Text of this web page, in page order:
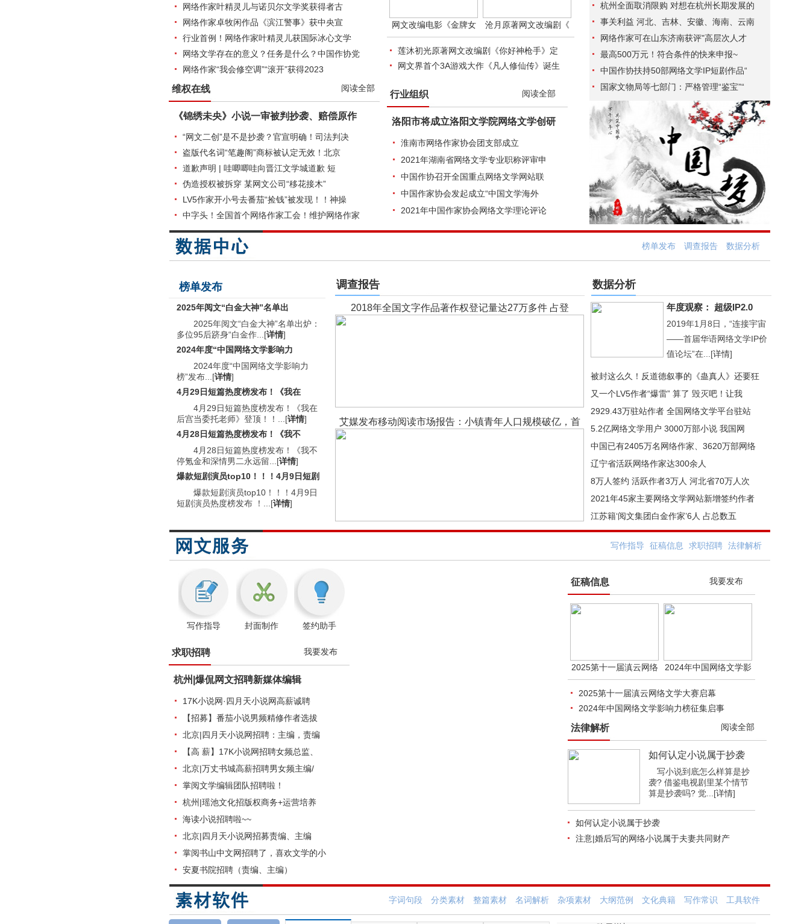
网络作家叶精灵儿与诺贝尔文学奖获得者古
网络作家卓牧闲作品《滨江警事》获中央宣
行业首例！网络作家叶精灵儿获国际冰心文学
网络文学存在的意义？任务是什么？中国作协党
网络作家“我会修空调”“滚开”获得2023
维权在线 阅读全部
《锦绣未央》小说一审被判抄袭、赔偿原作
“网文二创”是不是抄袭？官宣明确！司法判决
盗版代名词“笔趣阁”商标被认定无效！北京
道歉声明 | 哇唧唧哇向晋江文学城道歉 短
伪造授权被拆穿 某网文公司“移花接木”
LV5作家开小号去番茄“捡钱”被发现！！神操
中字头！全国首个网络作家工会！维护网络作家
网文改编电影《金牌女 沧月原著网文改编剧《
莲沐初光原著网文改编剧《你好神枪手》定
网文界首个3A游戏大作《凡人修仙传》诞生
行业组织 阅读全部
洛阳市将成立洛阳文学院网络文学创研
淮南市网络作家协会团支部成立
2021年湖南省网络文学专业职称评审申
中国作协召开全国重点网络文学网站联
中国作家协会发起成立“中国文学海外
2021年中国作家协会网络文学理论评论
杭州全面取消限购 对想在杭州长期发展的
事关利益 河北、吉林、安徽、海南、云南
网络作家可在山东济南获评"高层次人才
最高500万元！符合条件的快来申报~
中国作协扶持50部网络文学IP短剧作品“
国家文物局等七部门：严格管理“鉴宝”“
榜单发布 调查报告 数据分析
榜单发布
2025年阅文“白金大神”名单出
2025年阅文“白金大神”名单出炉：
多位95后跻身“白金作...[详情]
2024年度“中国网络文学影响力
2024年度“中国网络文学影响力
榜”发布...[详情]
4月29日短篇热度榜发布！《我在
4月29日短篇热度榜发布！《我在
后宫当委托老师》登顶！！...[详情]
4月28日短篇热度榜发布！《我不
4月28日短篇热度榜发布！《我不
停氪金和深情男二永远留...[详情]
爆款短剧演员top10！！！4月9日短剧
爆款短剧演员top10！！！4月9日
短剧演员热度榜发布 ！...[详情]
调查报告
2018年全国文字作品著作权登记量达27万多件 占登
艾媒发布移动阅读市场报告：小镇青年人口规模破亿，首
数据分析
年度观察： 超级IP2.0
2019年1月8日，“连接宇宙
——首届华语网络文学IP价
值论坛”在...[详情]
被封这么久！反道德叙事的《蛊真人》还要狂
又一个LV5作者“爆雷” 算了 毁灭吧！让我
2929.43万驻站作者 全国网络文学平台驻站
5.2亿网络文学用户 3000万部小说 我国网
中国已有2405万名网络作家、3620万部网络
辽宁省活跃网络作家达300余人
8万人签约 活跃作者3万人 河北省70万人次
2021年45家主要网络文学网站新增签约作者
江苏籍‘阅文集团白金作家’6人 占总数五
写作指导 征稿信息 求职招聘 法律解析
写作指导 封面制作 签约助手
求职招聘 我要发布
杭州|爆侃网文招聘新媒体编辑
17K小说网·四月天小说网高薪诚聘
【招募】番茄小说男频精修作者选拔
北京|四月天小说网招聘：主编，责编
【高 薪】17K小说网招聘女频总监、
北京|万丈书城高薪招聘男女频主编/
掌阅文学编辑团队招聘啦！
杭州|瑶池文化招版权商务+运营培养
海读小说招聘啦~~
北京|四月天小说网招募责编、主编
掌阅书山中文网招聘了，喜欢文学的小
安夏书院招聘（责编、主编）
征稿信息 我要发布
2025第十一届滇云网络 2024年中国网络文学影
2025第十一届滇云网络文学大赛启幕
2024年中国网络文学影响力榜征集启事
法律解析 阅读全部
如何认定小说属于抄袭
写小说到底怎么样算是抄
袭? 借鉴电视剧里某个情节
算是抄袭吗? 觉...[详情]
如何认定小说属于抄袭
注意|婚后写的网络小说属于夫妻共同财产
字词句段 分类素材 整篇素材 名词解析 杂项素材 大纲范例 文化典籍 写作常识 工具软件